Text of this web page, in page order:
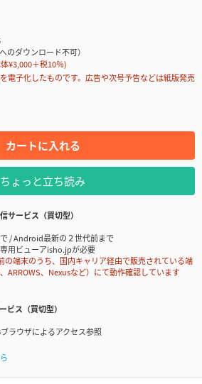
のダウンロード不可）
¥3,000＋税10％)
電子化したものです。広告や次号予告などは紙版発売
カートに入れる
ちょっと立ち読み
サービス（買切型）
/ Android最新の２世代前まで
用ビューアisho.jpが必要
端末のうち、国内キャリア経由で販売されている端
ARROWS、Nexusなど）にて動作確認しています
ビス（買切型）
ラウザによるアクセス参照